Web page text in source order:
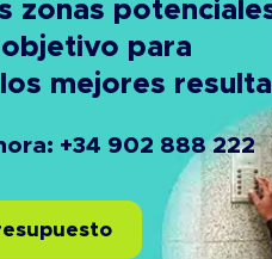
zonas
para
mejores
+34 902 888 222